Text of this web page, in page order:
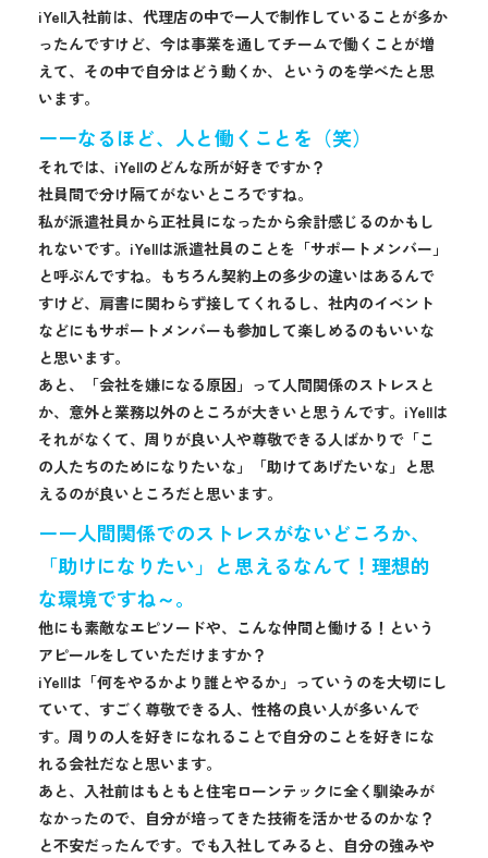
iYell入社前は、代理店の中で一人で制作していることが多か
ったんですけど、今は事業を通してチームで働くことが増
えて、その中で自分はどう動くか、というのを学べたと思
います。
ーーなるほど、人と働くことを（笑）
それでは、iYellのどんな所が好きですか？
社員間で分け隔てがないところですね。
私が派遣社員から正社員になったから余計感じるのかもし
れないです。iYellは派遣社員のことを「サポートメンバー」
と呼ぶんですね。もちろん契約上の多少の違いはあるんで
すけど、肩書に関わらず接してくれるし、社内のイベント
などにもサポートメンバーも参加して楽しめるのもいいな
と思います。
あと、「会社を嫌になる原因」って人間関係のストレスと
か、意外と業務以外のところが大きいと思うんです。iYellは
それがなくて、周りが良い人や尊敬できる人ばかりで「こ
の人たちのためになりたいな」「助けてあげたいな」と思
えるのが良いところだと思います。
ーー人間関係でのストレスがないどころか、
「助けになりたい」と思えるなんて！理想的
な環境ですね～。
他にも素敵なエピソードや、こんな仲間と働ける！という
アピールをしていただけますか？
iYellは「何をやるかより誰とやるか」っていうのを大切にし
ていて、すごく尊敬できる人、性格の良い人が多いんで
す。周りの人を好きになれることで自分のことを好きにな
れる会社だなと思います。
あと、入社前はもともと住宅ローンテックに全く馴染みが
なかったので、自分が培ってきた技術を活かせるのかな？
と不安だったんです。でも入社してみると、自分の強みや